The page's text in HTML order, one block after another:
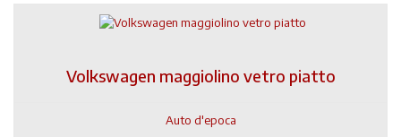
Volkswagen maggiolino vetro piatto
Auto d'epoca